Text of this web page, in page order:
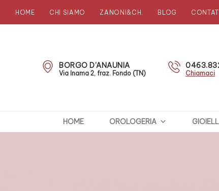
HOME CHI SIAMO ZANONI&CH. BLOG
BORGO D'ANAUNIA
Via Inama 2, fraz. Fondo (TN) Chiamaci
HOME OROLOGERIA